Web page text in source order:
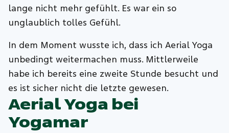
lange nicht mehr gefühlt. Es war ein so
unglaublich tolles Gefühl.
In dem Moment wusste ich, dass ich Aerial Yoga
unbedingt weitermachen muss. Mittlerweile
habe ich bereits eine zweite Stunde besucht und
es ist sicher nicht die letzte gewesen.
Aerial Yoga bei
Yogamar